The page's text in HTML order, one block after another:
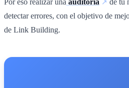
detectar errores, con el objetivo de
de Link Building.